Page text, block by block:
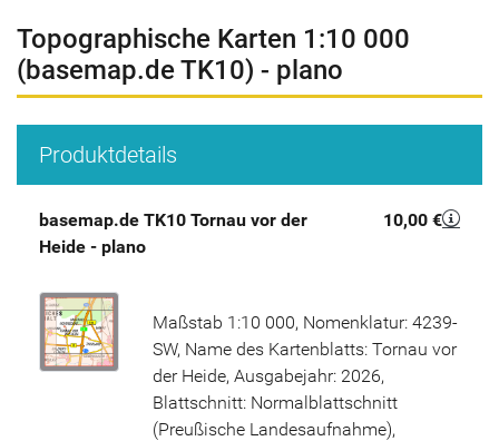
Topographische Karten 1:10 000
(basemap.de TK10) - plano
Produktdetails
basemap.de TK10 Tornau vor der
Heide - plano
10,00 €
Maßstab 1:10 000, Nomenklatur: 4239-
SW, Name des Kartenblatts: Tornau vor
der Heide, Ausgabejahr: 2026,
Blattschnitt: Normalblattschnitt
(Preußische Landesaufnahme),